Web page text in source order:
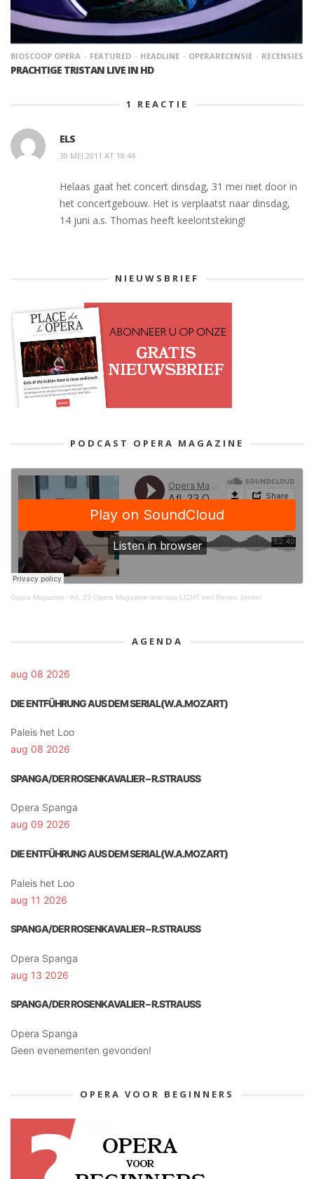
BIOSCOOP OPERA FEATURED HEADLINE OPERARECENSIE RECENSIES
PRACHTIGE TRISTAN LIVE IN HD
1 REACTIE
ELS
30 MEI 2011 AT 18:44
Helaas gaat het concert dinsdag, 31 mei niet door in
het concertgebouw. Het is verplaatst naar dinsdag,
14 juni a.s. Thomas heeft keelontsteking!
NIEUWSBRIEF
PODCAST OPERA MAGAZINE
Opera Magazine · Afl. 23 Opera Magazine over aus LICHT met Renee Jonker
AGENDA
aug 08 2026
DIE ENTFÜHRUNG AUS DEM SERIAL(W.A.MOZART)
Paleis het Loo
aug 08 2026
SPANGA/DER ROSENKAVALIER – R.STRAUSS
Opera Spanga
aug 09 2026
DIE ENTFÜHRUNG AUS DEM SERIAL(W.A.MOZART)
Paleis het Loo
aug 11 2026
SPANGA/DER ROSENKAVALIER – R.STRAUSS
Opera Spanga
aug 13 2026
SPANGA/DER ROSENKAVALIER – R.STRAUSS
Opera Spanga
Geen evenementen gevonden!
OPERA VOOR BEGINNERS